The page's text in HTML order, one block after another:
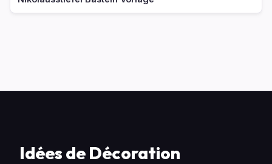
Idées de Décoration